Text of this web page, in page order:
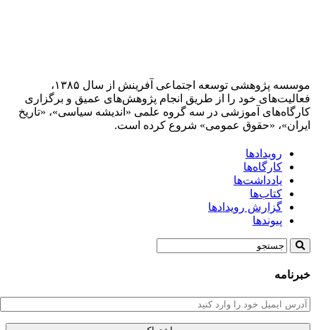
موسسه پژوهشی توسعه اجتماعی آفرینش از سال ۱۳۸۵،
فعالیت‌های خود را از طریق انجام پژوهش‌های عمیق و برگزاری
کارگاه‌های آموزشی در سه گروه علمی «اندیشه سیاسی»، «تاریخ
ایران»، «حقوق عمومی» شروع کرده است.
رویدادها
کارگاه‌ها
یادداشت‌ها
کتاب‌ها
گزارش رویدادها
پیوندها
خبرنامه